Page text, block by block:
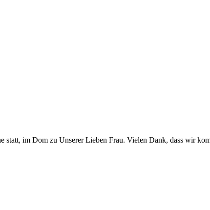
im Dom zu Unserer Lieben Frau. Vielen Dank, dass wir